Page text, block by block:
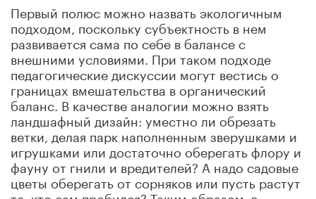
Первый полюс можно назвать экологичным
подходом, поскольку субъектность в нем
развивается сама по себе в балансе с
внешними условиями. При таком подходе
педагогические дискуссии могут вестись о
границах вмешательства в органический
баланс. В качестве аналогии можно взять
ландшафный дизайн: уместно ли обрезать
ветки, делая парк наполненным зверушками и
игрушками или достаточно оберегать флору и
фауну от гнили и вредителей? А надо садовые
цветы оберегать от сорняков или пусть растут